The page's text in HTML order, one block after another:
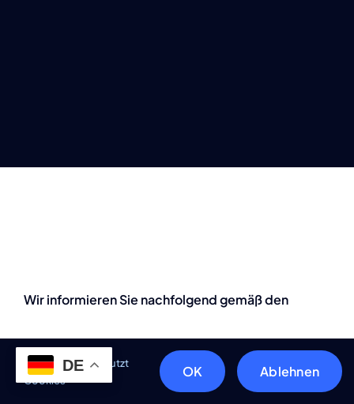
Wir informieren Sie nachfolgend gemäß den
gesetzlichen Vorgaben des Datenschutzrechts
DE
Diese Webseite nutzt
Cookies
OK Ablehnen